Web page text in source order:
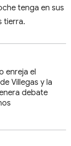
tenga en sus
tierra.
enreja el
Villegas y la
debate